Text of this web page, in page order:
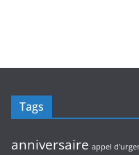
Tags
anniversaire appel